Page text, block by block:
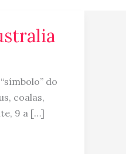
do
coalas,
9 a […]